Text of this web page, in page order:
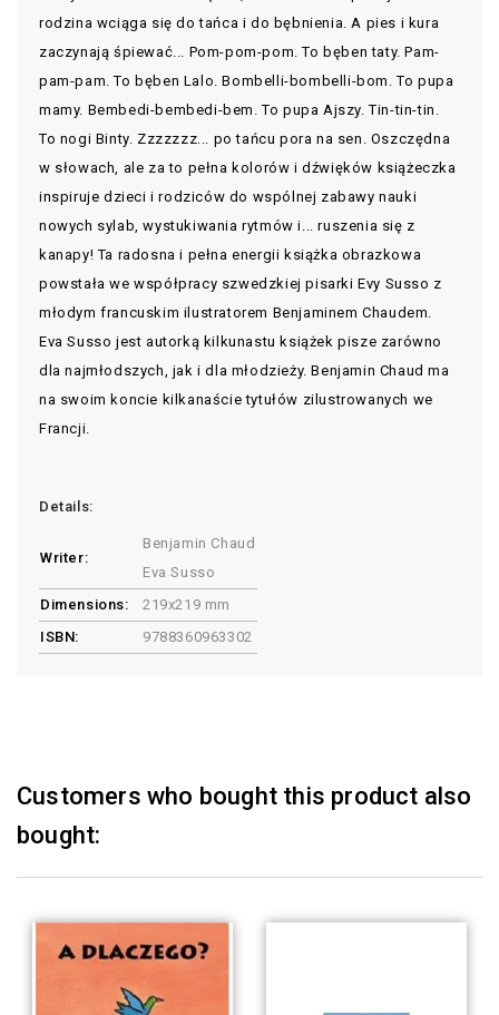
rodzina wciąga się do tańca i do bębnienia. A pies i kura
zaczynają śpiewać... Pom-pom-pom. To bęben taty. Pam-
pam-pam. To bęben Lalo. Bombelli-bombelli-bom. To pupa
mamy. Bembedi-bembedi-bem. To pupa Ajszy. Tin-tin-tin.
To nogi Binty. Zzzzzzz... po tańcu pora na sen. Oszczędna
w słowach, ale za to pełna kolorów i dźwięków książeczka
inspiruje dzieci i rodziców do wspólnej zabawy nauki
nowych sylab, wystukiwania rytmów i... ruszenia się z
kanapy! Ta radosna i pełna energii książka obrazkowa
powstała we współpracy szwedzkiej pisarki Evy Susso z
młodym francuskim ilustratorem Benjaminem Chaudem.
Eva Susso jest autorką kilkunastu książek pisze zarówno
dla najmłodszych, jak i dla młodzieży. Benjamin Chaud ma
na swoim koncie kilkanaście tytułów zilustrowanych we
Francji.
Details:
Writer:
Benjamin Chaud
Eva Susso
Dimensions:
219x219 mm
ISBN:
9788360963302
Customers who bought this product also
bought: